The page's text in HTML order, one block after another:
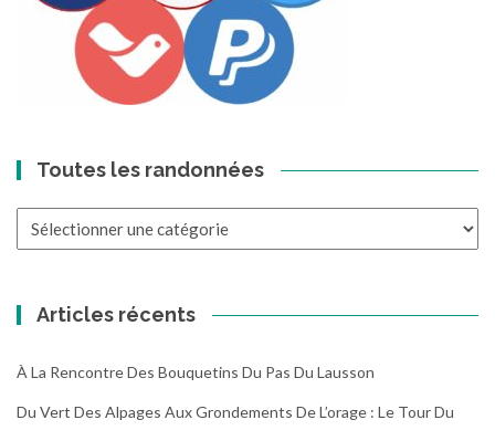
Toutes les randonnées
Articles récents
À La Rencontre Des Bouquetins Du Pas Du Lausson
Du Vert Des Alpages Aux Grondements De L’orage : Le Tour Du